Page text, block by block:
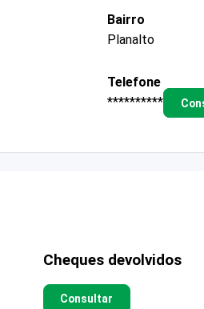
Bairro
Planalto
Telefone
**********
Cheques devolvidos
Consultar